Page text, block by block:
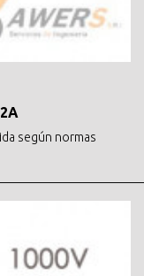
según normas